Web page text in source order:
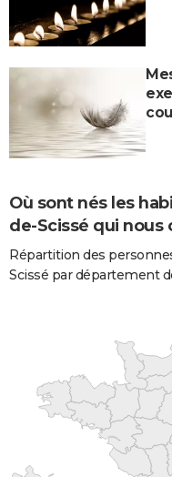
Où sont nés les
de-Scissé qui nous
Répartition des
Scissé par département